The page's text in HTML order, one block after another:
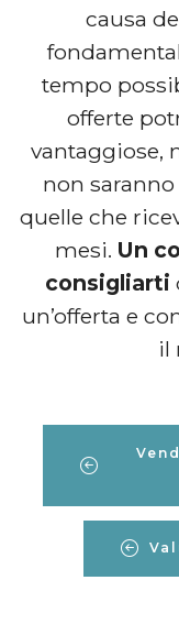
causa
tempo
offerte
vantaggiose,
non
quelle che
mesi. Un
consigliarti
un’offerta e
il